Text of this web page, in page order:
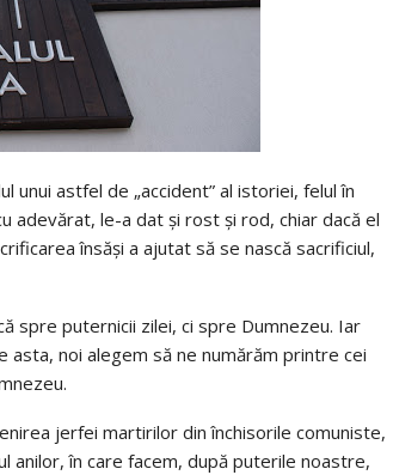
unui astfel de „accident” al istoriei, felul în
adevărat, le-a dat și rost și rod, chiar dacă el
însăși a ajutat să se nască sacrificiul,
spre puternicii zilei, ci spre Dumnezeu. Iar
noi alegem să ne numărăm printre cei
jerfei martirilor din închisorile comuniste,
anilor, în care facem, după puterile noastre,